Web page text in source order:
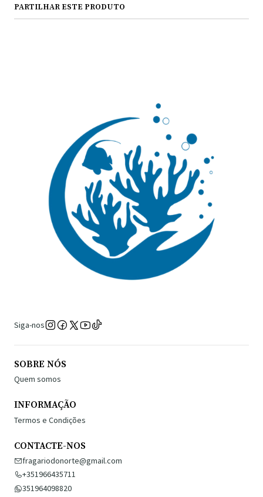
PARTILHAR ESTE PRODUTO
Siga-nos
SOBRE NÓS
Quem somos
INFORMAÇÃO
Termos e Condições
CONTACTE-NOS
fragariodonorte@gmail.com
+351966435711
351964098820